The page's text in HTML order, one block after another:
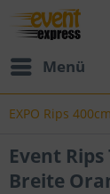
Menü
EXPO Rips
Event
Breite